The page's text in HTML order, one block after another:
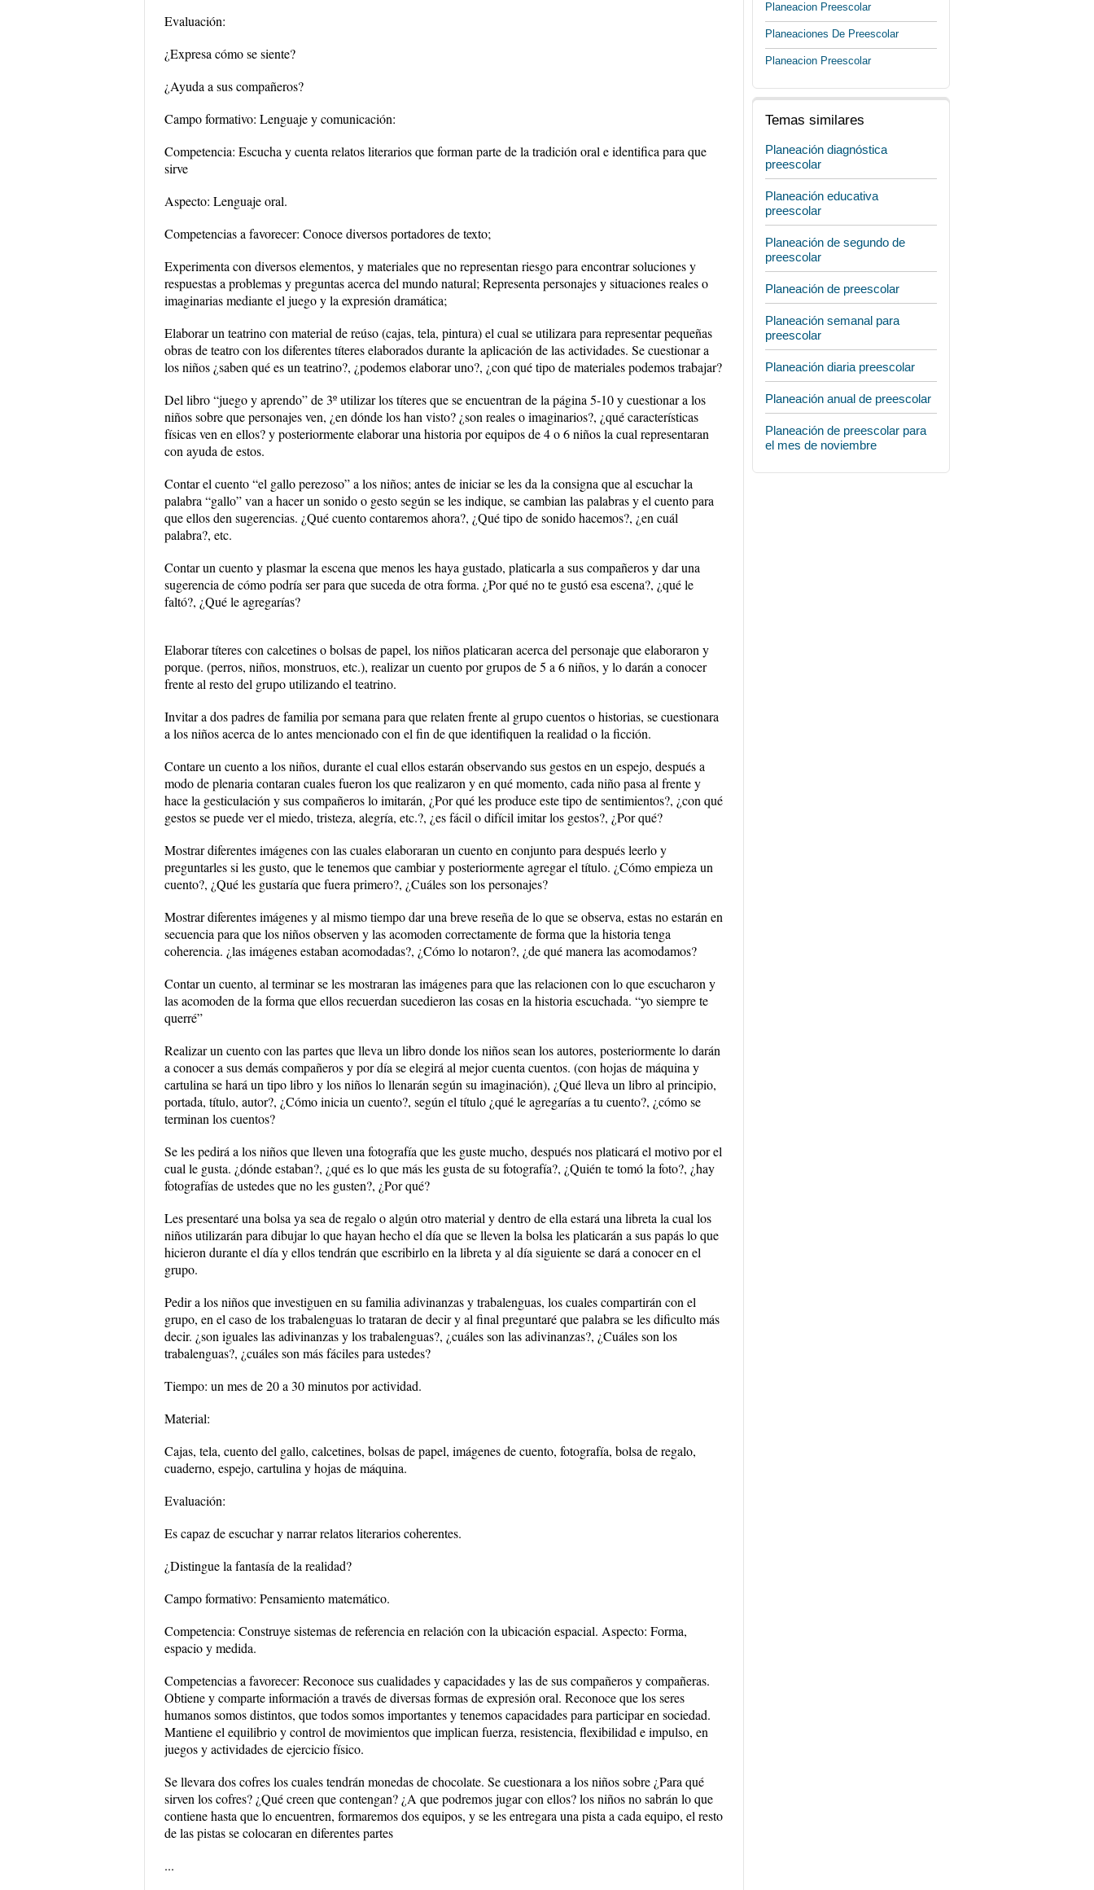
Evaluación:
¿Expresa cómo se siente?
¿Ayuda a sus compañeros?
Campo formativo: Lenguaje y comunicación:
Competencia: Escucha y cuenta relatos literarios que forman parte de la tradición oral e identifica para que
sirve
Aspecto: Lenguaje oral.
Competencias a favorecer: Conoce diversos portadores de texto;
Experimenta con diversos elementos, y materiales que no representan riesgo para encontrar soluciones y
respuestas a problemas y preguntas acerca del mundo natural; Representa personajes y situaciones reales o
imaginarias mediante el juego y la expresión dramática;
Elaborar un teatrino con material de reúso (cajas, tela, pintura) el cual se utilizara para representar pequeñas
obras de teatro con los diferentes títeres elaborados durante la aplicación de las actividades. Se cuestionar a
los niños ¿saben qué es un teatrino?, ¿podemos elaborar uno?, ¿con qué tipo de materiales podemos trabajar?
Del libro “juego y aprendo” de 3º utilizar los títeres que se encuentran de la página 5-10 y cuestionar a los
niños sobre que personajes ven, ¿en dónde los han visto? ¿son reales o imaginarios?, ¿qué características
físicas ven en ellos? y posteriormente elaborar una historia por equipos de 4 o 6 niños la cual representaran
con ayuda de estos.
Contar el cuento “el gallo perezoso” a los niños; antes de iniciar se les da la consigna que al escuchar la
palabra “gallo” van a hacer un sonido o gesto según se les indique, se cambian las palabras y el cuento para
que ellos den sugerencias. ¿Qué cuento contaremos ahora?, ¿Qué tipo de sonido hacemos?, ¿en cuál
palabra?, etc.
Contar un cuento y plasmar la escena que menos les haya gustado, platicarla a sus compañeros y dar una
sugerencia de cómo podría ser para que suceda de otra forma. ¿Por qué no te gustó esa escena?, ¿qué le
faltó?, ¿Qué le agregarías?
Elaborar títeres con calcetines o bolsas de papel, los niños platicaran acerca del personaje que elaboraron y
porque. (perros, niños, monstruos, etc.), realizar un cuento por grupos de 5 a 6 niños, y lo darán a conocer
frente al resto del grupo utilizando el teatrino.
Invitar a dos padres de familia por semana para que relaten frente al grupo cuentos o historias, se cuestionara
a los niños acerca de lo antes mencionado con el fin de que identifiquen la realidad o la ficción.
Contare un cuento a los niños, durante el cual ellos estarán observando sus gestos en un espejo, después a
modo de plenaria contaran cuales fueron los que realizaron y en qué momento, cada niño pasa al frente y
hace la gesticulación y sus compañeros lo imitarán, ¿Por qué les produce este tipo de sentimientos?, ¿con qué
gestos se puede ver el miedo, tristeza, alegría, etc.?, ¿es fácil o difícil imitar los gestos?, ¿Por qué?
Mostrar diferentes imágenes con las cuales elaboraran un cuento en conjunto para después leerlo y
preguntarles si les gusto, que le tenemos que cambiar y posteriormente agregar el título. ¿Cómo empieza un
cuento?, ¿Qué les gustaría que fuera primero?, ¿Cuáles son los personajes?
Mostrar diferentes imágenes y al mismo tiempo dar una breve reseña de lo que se observa, estas no estarán en
secuencia para que los niños observen y las acomoden correctamente de forma que la historia tenga
coherencia. ¿las imágenes estaban acomodadas?, ¿Cómo lo notaron?, ¿de qué manera las acomodamos?
Contar un cuento, al terminar se les mostraran las imágenes para que las relacionen con lo que escucharon y
las acomoden de la forma que ellos recuerdan sucedieron las cosas en la historia escuchada. “yo siempre te
querré”
Realizar un cuento con las partes que lleva un libro donde los niños sean los autores, posteriormente lo darán
a conocer a sus demás compañeros y por día se elegirá al mejor cuenta cuentos. (con hojas de máquina y
cartulina se hará un tipo libro y los niños lo llenarán según su imaginación), ¿Qué lleva un libro al principio,
portada, título, autor?, ¿Cómo inicia un cuento?, según el título ¿qué le agregarías a tu cuento?, ¿cómo se
terminan los cuentos?
Se les pedirá a los niños que lleven una fotografía que les guste mucho, después nos platicará el motivo por el
cual le gusta. ¿dónde estaban?, ¿qué es lo que más les gusta de su fotografía?, ¿Quién te tomó la foto?, ¿hay
fotografías de ustedes que no les gusten?, ¿Por qué?
Les presentaré una bolsa ya sea de regalo o algún otro material y dentro de ella estará una libreta la cual los
niños utilizarán para dibujar lo que hayan hecho el día que se lleven la bolsa les platicarán a sus papás lo que
hicieron durante el día y ellos tendrán que escribirlo en la libreta y al día siguiente se dará a conocer en el
grupo.
Pedir a los niños que investiguen en su familia adivinanzas y trabalenguas, los cuales compartirán con el
grupo, en el caso de los trabalenguas lo trataran de decir y al final preguntaré que palabra se les dificulto más
decir. ¿son iguales las adivinanzas y los trabalenguas?, ¿cuáles son las adivinanzas?, ¿Cuáles son los
trabalenguas?, ¿cuáles son más fáciles para ustedes?
Tiempo: un mes de 20 a 30 minutos por actividad.
Material:
Cajas, tela, cuento del gallo, calcetines, bolsas de papel, imágenes de cuento, fotografía, bolsa de regalo,
cuaderno, espejo, cartulina y hojas de máquina.
Evaluación:
Es capaz de escuchar y narrar relatos literarios coherentes.
¿Distingue la fantasía de la realidad?
Campo formativo: Pensamiento matemático.
Competencia: Construye sistemas de referencia en relación con la ubicación espacial. Aspecto: Forma,
espacio y medida.
Competencias a favorecer: Reconoce sus cualidades y capacidades y las de sus compañeros y compañeras.
Obtiene y comparte información a través de diversas formas de expresión oral. Reconoce que los seres
humanos somos distintos, que todos somos importantes y tenemos capacidades para participar en sociedad.
Mantiene el equilibrio y control de movimientos que implican fuerza, resistencia, flexibilidad e impulso, en
juegos y actividades de ejercicio físico.
Se llevara dos cofres los cuales tendrán monedas de chocolate. Se cuestionara a los niños sobre ¿Para qué
sirven los cofres? ¿Qué creen que contengan? ¿A que podremos jugar con ellos? los niños no sabrán lo que
contiene hasta que lo encuentren, formaremos dos equipos, y se les entregara una pista a cada equipo, el resto
de las pistas se colocaran en diferentes partes
...
Planeacion Preescolar
Planeaciones De Preescolar
Planeacion Preescolar
Temas similares
Planeación diagnóstica
preescolar
Planeación educativa
preescolar
Planeación de segundo de
preescolar
Planeación de preescolar
Planeación semanal para
preescolar
Planeación diaria preescolar
Planeación anual de preescolar
Planeación de preescolar para
el mes de noviembre